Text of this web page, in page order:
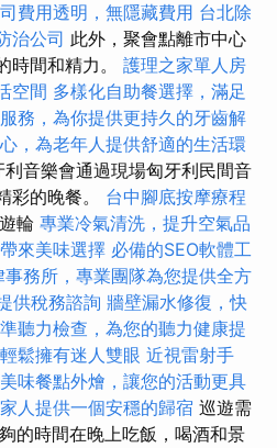
費用透明，無隱藏費用 台北除
治公司 此外，聚會點離市中心
時間和精力。 護理之家單人房
空間 多樣化自助餐選擇，滿足
務，為你提供更持久的牙齒解
，為老年人提供舒適的生活環
利音樂會通過現場匈牙利民間音
彩的晚餐。 台中腳底按摩療程
輪 專業冷氣清洗，提升空氣品
來美味選擇 必備的SEO軟體工
事務所，專業團隊為您提供全方
供稅務諮詢 牆壁漏水修復，快
聽力檢查，為您的聽力健康提
鬆擁有迷人雙眼 近視雷射手
美味餐點外燴，讓您的活動更具
人提供一個安穩的歸宿 巡遊需
的時間在晚上吃飯，喝酒和景